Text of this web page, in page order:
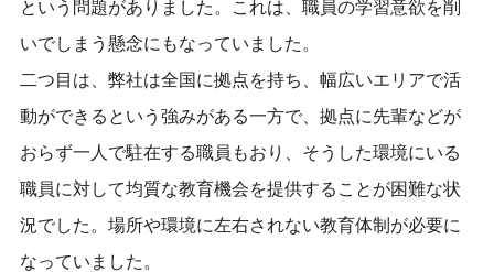
という問題がありました。これは、職員の学習意欲を削
いでしまう懸念に もなっていました 。
二つ目は
弊社は全国 に拠点を持ち、幅広いエリアで活
動ができるという強みがある一方で、拠点に先輩などが
おらず一人で駐在する職員もおり、そうした環境にいる
職員に対して均質な教育機会を提供することが困難な状
況でした。場所や環境に左右されない教育体制 が必要に
なっていました 。